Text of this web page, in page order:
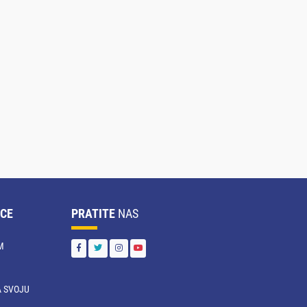
SVOJU
PRATITE NAS